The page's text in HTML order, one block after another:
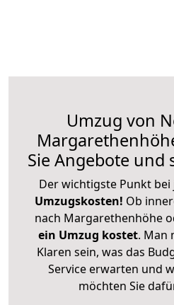
Umzug von
Sie Angebote und
Der wichtigste Punkt bei
Umzugskosten! Ob
nach Margarethenhöhe
ein Umzug kostet. Man
Klaren sein, was das
Service erwarten und
möchten Sie